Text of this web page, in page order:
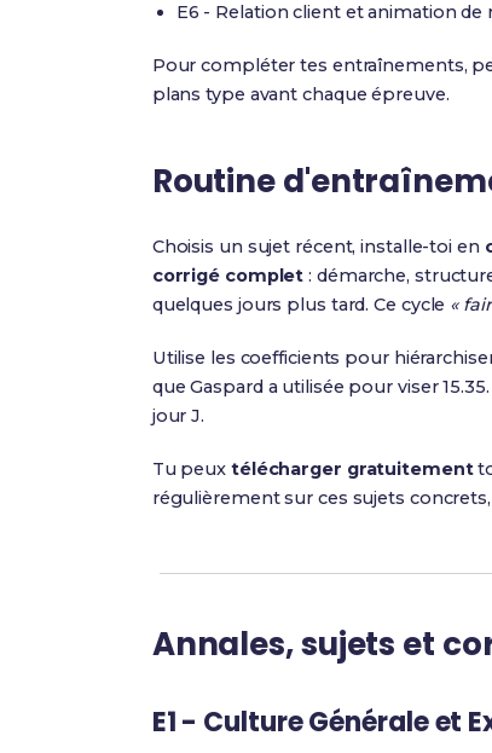
E6 - Relation client et animation de
Pour compléter tes entraînements,
plans type avant chaque épreuve.
Routine
Choisis un sujet récent, installe-toi en
corrigé complet : démarche,
quelques jours plus tard. Ce cycle «
Utilise les coefficients pour
que Gaspard a utilisée pour viser
jour J.
Tu peux télécharger gratuitement
régulièrement sur ces sujets
Annales, sujets et
E1 - Culture Générale et